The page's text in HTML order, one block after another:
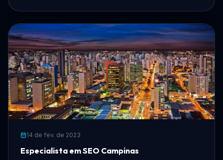
14 de fev. de 2023
Especialista em SEO Campinas